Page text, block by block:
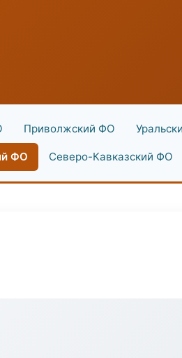
Приволжский ФО
ФО Северо-Кавказский ФО